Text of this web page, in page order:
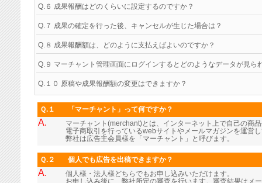
Q.６ 成果報酬はどのくらいに設定するのですか？
Q.７ 成果の確定を行った後、キャンセルが生じた場合は？
Q.８ 成果報酬額は、どのように支払えばよいのですか？
Q.９ マーチャント管理画面にログインするとどのようなデータが見ら
Q.１０ 原稿や成果報酬額の変更はできますか？
Ｑ.１ 「マーチャント」って何ですか？
A.
マーチャント(merchant)とは、インターネット上で自己の商
電子商取引を行っているwebサイトやメールマガジンを運営
弊社は広告主会員様を「マーチャント」と呼びます。
Ｑ.２ 個人でも広告を出稿できますか？
A.
個人様・法人様どちらでもお申し込みいただけます。
お申し込み後に、弊社所定の審査を行います。審査結果はメ